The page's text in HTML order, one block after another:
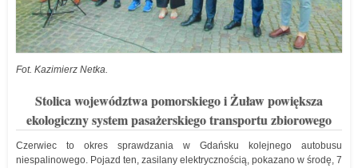
Fot. Kazimierz Netka.
Stolica województwa pomorskiego i Żuław powiększa
ekologiczny system pasażerskiego transportu zbiorowego
Czerwiec to okres sprawdzania w Gdańsku kolejnego autobusu
niespalinowego. Pojazd ten, zasilany elektrycznością, pokazano w środę, 7